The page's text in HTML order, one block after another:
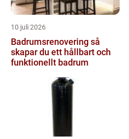
10 juli 2026
Badrumsrenovering så
skapar du ett hållbart och
funktionellt badrum